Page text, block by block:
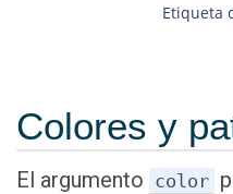
Etiqueta
Colores y
El argumento color